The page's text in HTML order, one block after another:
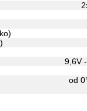
9,6V
od